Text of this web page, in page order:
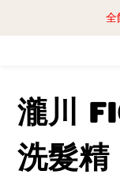
📢加入全
📢加入
瀧川
洗髮精